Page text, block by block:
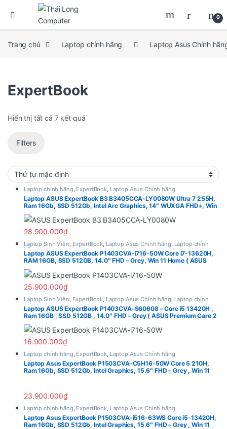
0
Trang chủ Laptop chính hãng Laptop Asus Chính
ExpertBook
Hiển thị tất cả 7 kết quả
Filters
Laptop chính hãng, ExpertBook, Laptop Asus Chính hãng
Laptop ASUS ExpertBook B3 B3405CCA-LY0080W Ultra 7 255H,
Ram 16Gb, SSD 512Gb, Intel Arc Graphics, 14″ WUXGA FHD+, Win
11 Home ( ASUS Premium Care 2 Year )
28.900.000₫
Laptop Sinh Viên, ExpertBook, Laptop Asus Chính hãng, Laptop chính
hãng
Laptop ASUS ExpertBook P1403CVA-i716-50W Core i7-13620H,
RAM 16GB, SSD 512GB, 14.0″ FHD – Grey, Win 11 Home ( ASUS
Premium Care 2 Year )
25.900.000₫
Laptop Sinh Viên, ExpertBook, Laptop Asus Chính hãng, Laptop chính
hãng
Laptop ASUS ExpertBook P1403CVA-S60608 – Core i5 13420H ,
Ram 16GB , SSD 512GB , 14.0″ FHD – Grey ( ASUS Premium Care 2
Year )
16.900.000₫
Laptop chính hãng, ExpertBook, Laptop Asus Chính hãng
Laptop Asus ExpertBook P1503CVA-C5H16-50W Core 5 210H,
Ram 16Gb, SSD 512Gb, Intel Graphics, 15.6″ FHD – Grey , Win 11
23.900.000₫
Laptop chính hãng, ExpertBook, Laptop Asus Chính hãng
Laptop Asus ExpertBook P1503CVA-i516-63WS Core i5-13420H,
Ram 16Gb, SSD 512Gb, Intel Graphics, 15.6″ FHD – Grey , Win 11